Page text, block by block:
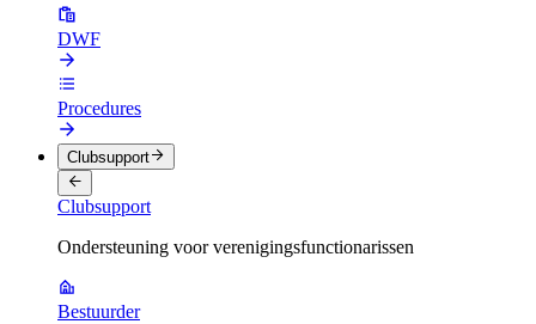
DWF
Procedures
Clubsupport
Clubsupport
Ondersteuning voor verenigingsfunctionarissen
Bestuurder